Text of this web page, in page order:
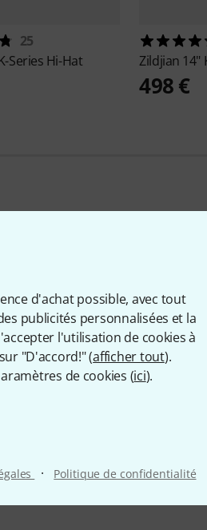
d'achat possible, avec tout
publicités personnalisées et la
l'utilisation de cookies à
"D'accord!" (afficher tout).
de cookies (ici).
· Politique de confidentialité
25
Series Hi-Hat
Zildjian 14"
498 €